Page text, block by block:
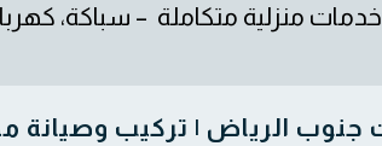
منزلية متكاملة  – سباكة،
جنوب الرياض | تركيب وصيانة